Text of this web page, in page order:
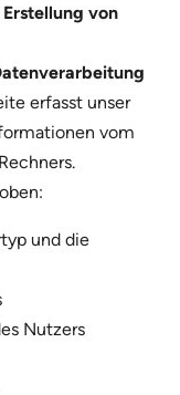
von
erfasst unser
vom
und die
Nutzers